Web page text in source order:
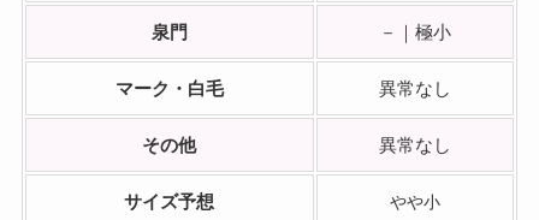
泉門 －｜極小
マーク・白毛 異常なし
その他 異常なし
サイズ予想 やや小